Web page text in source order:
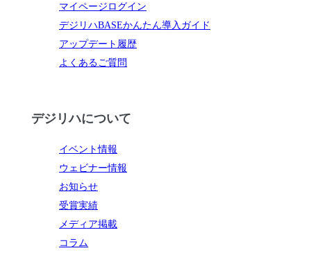
マイページログイン
デジリハBASEかんたん導入ガイド
アップデート履歴
よくあるご質問
デジリハについて
イベント情報
ウェビナー情報
お知らせ
受賞実績
メディア掲載
コラム